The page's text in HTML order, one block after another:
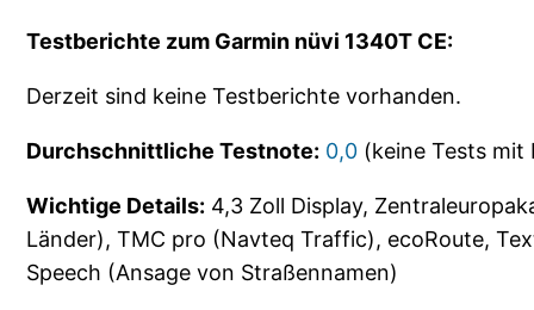
Testberichte zum Garmin nüvi 1340T CE:
Derzeit sind keine Testberichte vorhanden.
Durchschnittliche Testnote: 0,0 (keine Tests mit
Wichtige Details: 4,3 Zoll Display,
Länder), TMC pro (Navteq Traffic), ecoRoute,
Speech (Ansage von Straßennamen)